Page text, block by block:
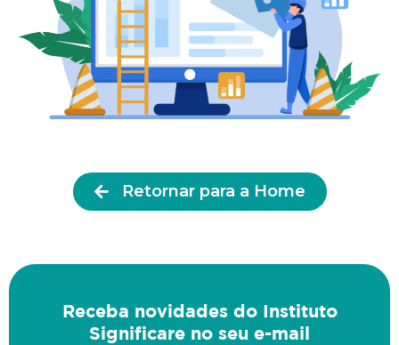
Retornar para a Home
Receba novidades do Instituto
Significare no seu e-mail